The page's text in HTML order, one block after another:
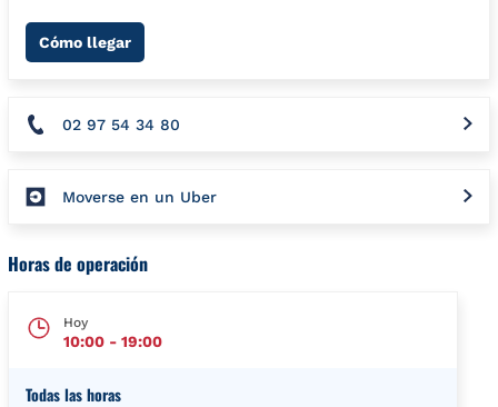
Cómo llegarLink Opens in New Tab
02 97 54 34 80
Moverse en un Uber
Horas de operación
Hoy
10:00 - 19:00
Todas las horas